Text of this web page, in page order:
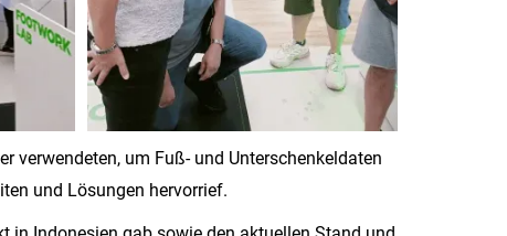
verwendeten, um Fuß- und Unterschenkeldaten
und Lösungen hervorrief.